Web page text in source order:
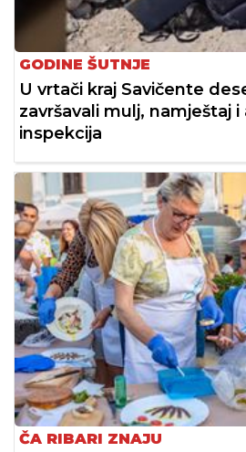
GODINE ŠUTNJE
U vrtači kraj Savičente
završavali mulj, namještaj
inspekcija
ČA RIBARI ZNAJU